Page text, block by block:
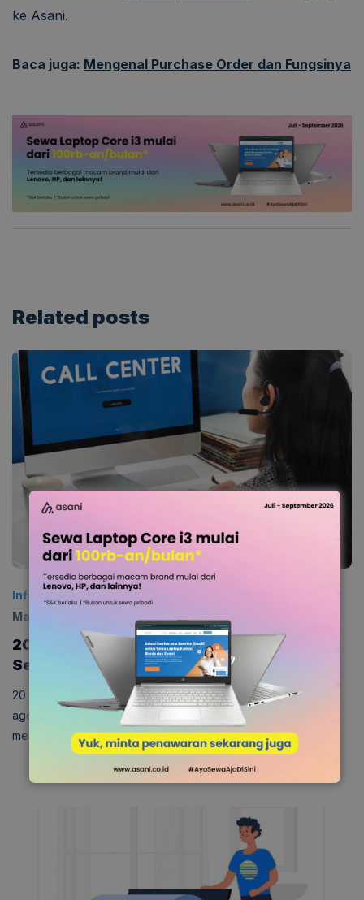
ke Asani.
Baca juga: Mengenal Purchase Order dan Fungsinya
Related posts
Informasi Diposting:
Maret 2025
20 Skill yang Harus Dimiliki oleh Customer
Service atau Call Center
20 Skill yang Harus Dimiliki oleh Customer Service – Menjadi
agen call center lebih dari sekedar membantu pelanggan
menyelesaikan masalah. Agen …